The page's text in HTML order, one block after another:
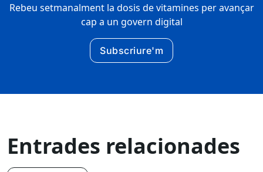
Rebeu setmanalment la dosis de vitamines per avançar
cap a un govern digital
Subscriure'm
Entrades relacionades